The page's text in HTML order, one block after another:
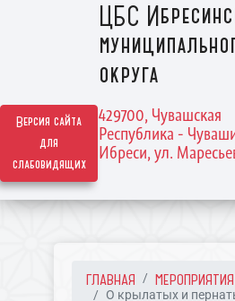
Версия сайта
для
слабовидящих
ЦБС
округа
429700, Чувашская
Республика -
Ибреси, ул.
ГЛАВНАЯ МЕРОПРИЯТИЯ
О крылатых и